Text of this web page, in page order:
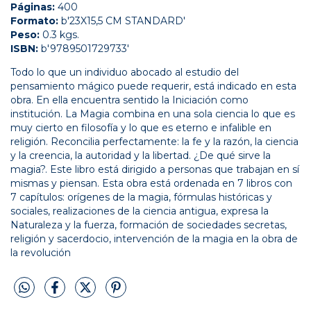
Páginas: 400
Formato: b'23X15,5 CM STANDARD'
Peso: 0.3 kgs.
ISBN: b'9789501729733'
Todo lo que un individuo abocado al estudio del
pensamiento mágico puede requerir, está indicado en esta
obra. En ella encuentra sentido la Iniciación como
institución. La Magia combina en una sola ciencia lo que es
muy cierto en filosofía y lo que es eterno e infalible en
religión. Reconcilia perfectamente: la fe y la razón, la ciencia
y la creencia, la autoridad y la libertad. ¿De qué sirve la
magia?. Este libro está dirigido a personas que trabajan en sí
mismas y piensan. Esta obra está ordenada en 7 libros con
7 capítulos: orígenes de la magia, fórmulas históricas y
sociales, realizaciones de la ciencia antigua, expresa la
Naturaleza y la fuerza, formación de sociedades secretas,
religión y sacerdocio, intervención de la magia en la obra de
la revolución